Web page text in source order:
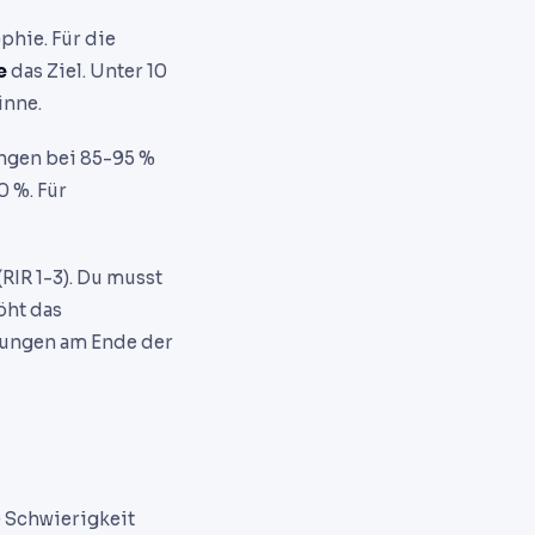
Für die
das Ziel. Unter 10
bei 85-95 %
%. Für
1-3). Du musst
das
am Ende der
Schwierigkeit